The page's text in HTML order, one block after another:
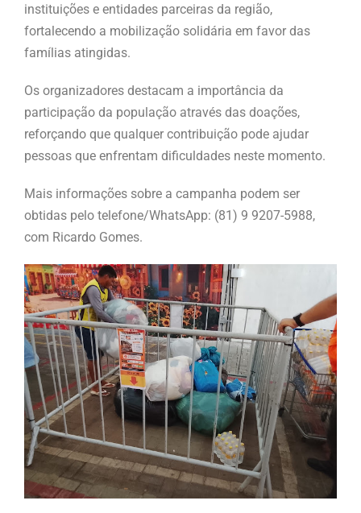
instituições e entidades parceiras da região,
fortalecendo a mobilização solidária em favor das
famílias atingidas.
Os organizadores destacam a importância da
participação da população através das doações,
reforçando que qualquer contribuição pode ajudar
pessoas que enfrentam dificuldades neste momento.
Mais informações sobre a campanha podem ser
obtidas pelo telefone/WhatsApp: (81) 9 9207-5988,
com Ricardo Gomes.